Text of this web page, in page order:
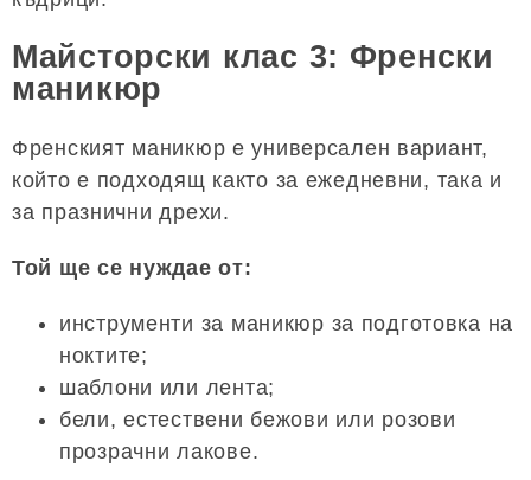
Майсторски клас 3: Френски
маникюр
Френският маникюр е универсален вариант,
който е подходящ както за ежедневни, така и
за празнични дрехи.
Той ще се нуждае от:
инструменти за маникюр за подготовка на
ноктите;
шаблони или лента;
бели, естествени бежови или розови
прозрачни лакове.